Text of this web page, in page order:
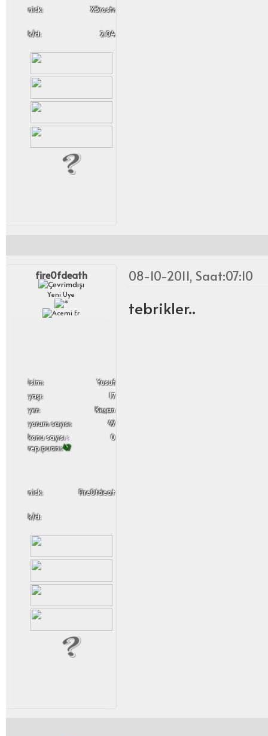
nick: X3rostr
k/d: 2.04
fire0fdeath
Yeni Üye
i̇sim:
Yusuf
yaşı:
17
yer:
Keşan
yorum sayısı:
47
konu sayısı :
0
rep puanı:47
nick: Fire0fdeat
k/d:
08-10-2011, Saat:07:10
tebrikler..